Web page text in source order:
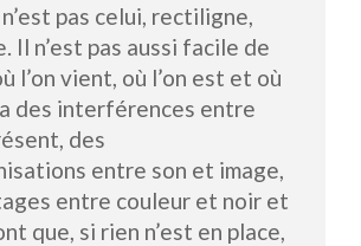
pas celui, rectiligne,
Il n’est pas aussi facile de
l’on vient, où l’on est et où
a des interférences entre
des
entre son et image,
entre couleur et noir et
que, si rien n’est en place,